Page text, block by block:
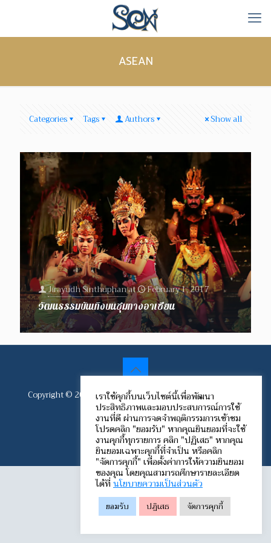
ASEAN
Categories Tags Authors Show all
Jirayudh Sinthuphanat
February 1, 2017
วัฒนธรรมบันเทิงบนชุมทางอาเซียน
Copyright © 2012-2024 Speech Communication Network.
All rights reserved.
เราใช้คุกกี้บนเว็บไซต์นี้เพื่อพัฒนา
ประสิทธิภาพและมอบประสบการณ์การใช้
งานที่ดี ผ่านการจดจำพฤติกรรมการเข้าชม
โปรดคลิก "ยอมรับ" หากคุณยินยอมที่จะใช้
งานคุกกี้ทุกรายการ คลิก "ปฏิเสธ" หากคุณ
ยินยอมเฉพาะคุกกี้ที่จำเป็น หรือคลิก
"จัดการคุกกี้" เพื่อตั้งค่าการให้ความยินยอม
ของคุณ โดยคุณสามารถศึกษารายละเอียด
ได้ที่นโยบายความเป็นส่วนตัว
ยอมรับ ปฏิเสธ จัดการคุกกี้